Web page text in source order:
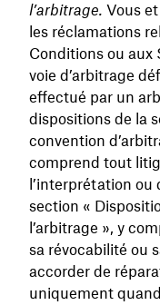
l’arbitrage. Vous
les réclamations
Conditions ou aux
voie d’arbitrage
effectué par un
dispositions de la
convention
comprend tout
l’interprétation ou
section «
l’arbitrage », y
sa révocabilité ou
accorder de
uniquement